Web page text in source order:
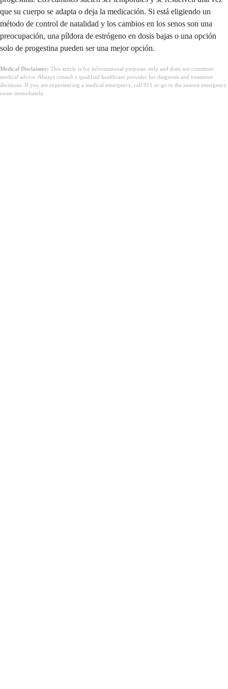
que su cuerpo se adapta o deja la medicación. Si está eligiendo un
método de control de natalidad y los cambios en los senos son una
preocupación, una píldora de estrógeno en dosis bajas o una opción
solo de progestina pueden ser una mejor opción.
Medical Disclaimer: This article is for informational purposes only and does not constitute
medical advice. Always consult a qualified healthcare provider for diagnosis and treatment
decisions. If you are experiencing a medical emergency, call 911 or go to the nearest emergency
room immediately.